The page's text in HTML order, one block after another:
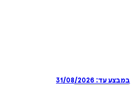
במבצע עד: 31/08/2026